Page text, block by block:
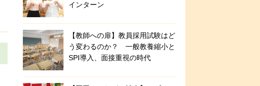
インターン
【教師への扉】教員採用試験はど
う変わるのか？ 一般教養縮小と
SPI導入、面接重視の時代